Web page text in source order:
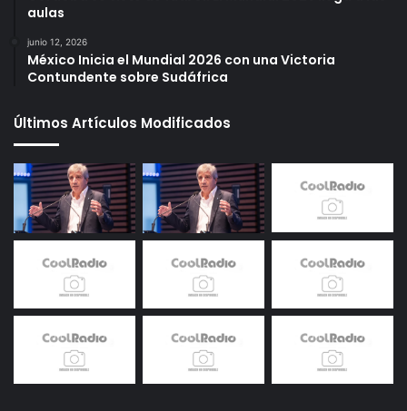
aulas
junio 12, 2026
México Inicia el Mundial 2026 con una Victoria
Contundente sobre Sudáfrica
Últimos Artículos Modificados